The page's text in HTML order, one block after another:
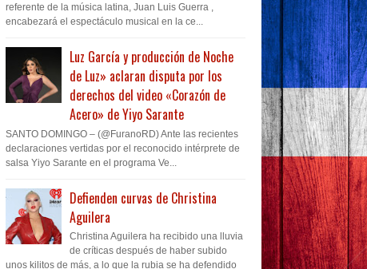
referente de la música latina, Juan Luis Guerra ,
encabezará el espectáculo musical en la ce...
Luz García y producción de Noche
de Luz» aclaran disputa por los
derechos del video «Corazón de
Acero» de Yiyo Sarante
SANTO DOMINGO – (@FuranoRD) Ante las recientes
declaraciones vertidas por el reconocido intérprete de
salsa Yiyo Sarante en el programa Ve...
Defienden curvas de Christina
Aguilera
Christina Aguilera ha recibido una lluvia
de críticas después de haber subido
unos kilitos de más, a lo que la rubia se ha defendido